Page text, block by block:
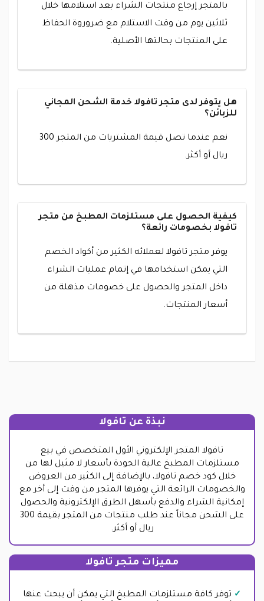
بالمتجر إرجاع منتجات الشراء بعد استلامها خلال
ثلاثين يوم من وقت الاستلام مع ضروروة الحفاظ
على المنتجات بحالتها الأصلية.
هل يتوفر لدى متجر تافولا خدمة الشحن المجاني
للزبائن؟
نعم عندما تصل قيمة المشتريات من المتجر 300
ريال أو أكثر.
كيفية الحصول على مستلزمات المطبخ من متجر
تافولا بخصومات رائعة؟
يوفر متجر تافولا لعملائه الكثير من أكواد الخصم
التي يمكن استخدامها في إتمام عمليات الشراء
داخل المتجر والحصول على خصومات مذهلة من
أسعار المنتجات.
نبذة عن تافولا
تافولا المتجر الإلكتروني الأول المتخصص في بيع
مستلزمات المطبخ عالية الجودة بأسعار لا مثيل لها من
خلال كود خصم تافولا، بالإضافة إلى الكثير من العروض
والخصومات الرائعة التي يوفرها المتجر من وقت إلى أخر مع
إمكانية الشراء والدفع بأسهل الطرق الإلكترونية والحصول
على الشحن مجاناً عند طلب منتجات من المتجر بقيمة 300
ريال أو أكثر.
مميزات متجر تافولا
توفر كافة مستلزمات المطبخ التي يمكن أن يبحث عنها